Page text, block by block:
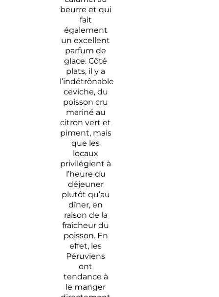
beurre et qui
fait
également
un excellent
parfum de
glace. Côté
plats, il y a
l’indétrônable
ceviche, du
poisson cru
mariné au
citron vert et
piment, mais
que les
locaux
privilégient à
l’heure du
déjeuner
plutôt qu’au
dîner, en
raison de la
fraîcheur du
poisson. En
effet, les
Péruviens
ont
tendance à
le manger